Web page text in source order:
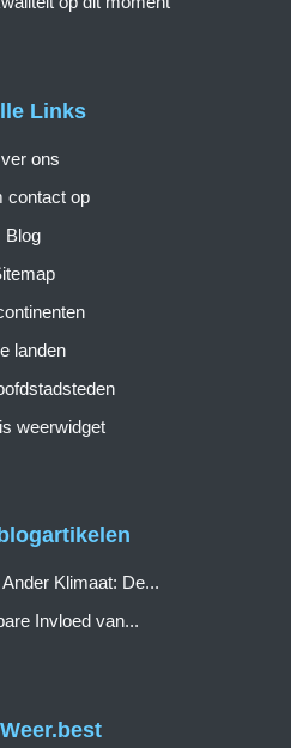
Links
ons
contact op
Blog
landen
weerwidget
Klimaat: De...
Invloed van...